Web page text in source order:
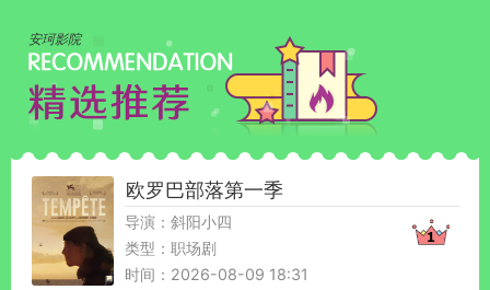
安珂影院
欧罗巴部落第一季
导演：斜阳小四
类型：职场剧
时间：2026-08-09 18:31